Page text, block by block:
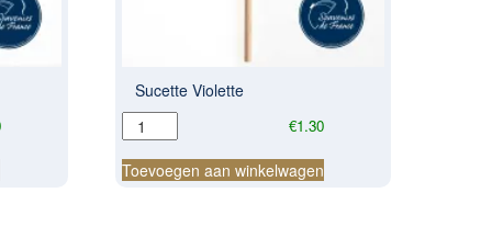
Sucette Violette
€1.30
Sucette
Violette
aantal
Toevoegen aan winkelwagen